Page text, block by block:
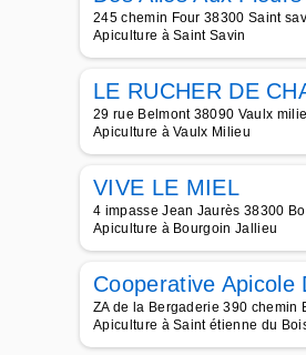
245 chemin Four 38300 Saint
Apiculture à Saint Savin
LE RUCHER DE
29 rue Belmont 38090 Vaulx
Apiculture à Vaulx Milieu
VIVE LE MIEL
4 impasse Jean Jaurès 38300
Apiculture à Bourgoin Jallieu
Cooperative Apicole
ZA de la Bergaderie 390 chemin
Apiculture à Saint étienne du